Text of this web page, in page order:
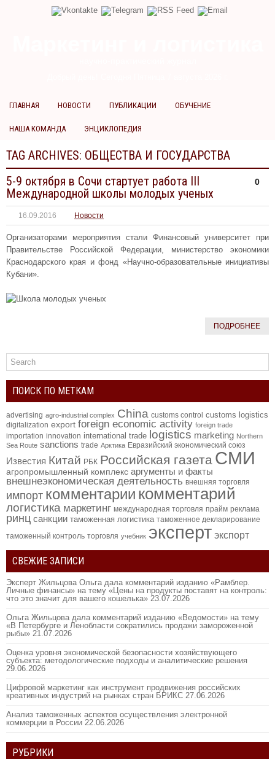
ГЛАВНАЯ НОВОСТИ ПУБЛИКАЦИИ ОБУЧЕНИЕ
НАША КОМАНДА ЭНЦИКЛОПЕДИЯ
TAG ARCHIVES: ОБЩЕСТВА И ГОСУДАРСТВА
0
5-9 октября в Сочи стартует работа III
Международной школы молодых ученых
16.09.2016 Новости
Организаторами мероприятия стали Финансовый университет при
Правительстве Российской Федерации, министерство экономики
Краснодарского края и фонд «Научно-образовательные инициативы
Кубани».
ПОДРОБНЕЕ
ПОИСК ПО МЕТКАМ
advertising agro-industrial complex China customs control customs logistics
digitalization export foreign economic activity foreign trade
importation innovation international trade logistics marketing Northern
Sea Route sanctions trade Арктика Евразийский экономический союз
Известия Китай РБК Российская газета СМИ
агропромышленный комплекс аргументы и факты
внешнеэкономическая деятельность внешняя торговля
импорт комментарии комментарий
логистика маркетинг международная торговля прайм реклама
ринц санкции таможенная логистика таможенное декларирование
таможенный контроль торговля учебник эксперт экспорт
СВЕЖИЕ ЗАПИСИ
Эксперт Жильцова Ольга дала комментарий изданию «Рамблер.
Личные финансы» на тему «Цены на продукты поставят на контроль:
что это значит для вашего кошелька» 23.07.2026
Ольга Жильцова дала комментарий изданию «Ведомости» на тему
«В Петербурге и Ленобласти сократились продажи замороженной
рыбы» 21.07.2026
Оценка уровня экономической безопасности хозяйствующего
субъекта: методологические подходы и аналитические решения
29.06.2026
Цифровой маркетинг как инструмент продвижения российских
креативных индустрий на рынках стран БРИКС 27.06.2026
Анализ таможенных аспектов осуществления электронной
коммерции в России 22.06.2026
РУБРИКИ